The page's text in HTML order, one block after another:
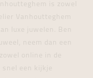
is zowel
Vanhoutteghem
luxe juwelen. Ben
neem dan een
online in de
een kijkje